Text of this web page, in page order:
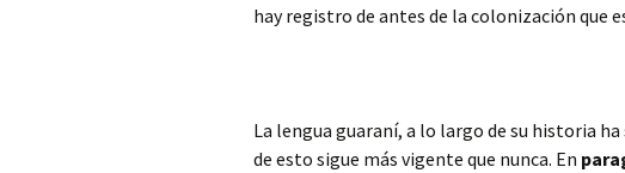
hay registro de antes de la colonización que
La lengua guaraní, a lo largo de su historia
de esto sigue más vigente que nunca. En